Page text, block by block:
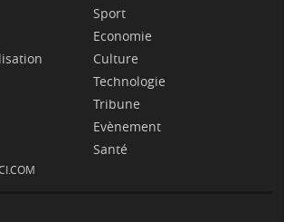
Sport
Economie
Culture
Technologie
Tribune
Evènement
Santé